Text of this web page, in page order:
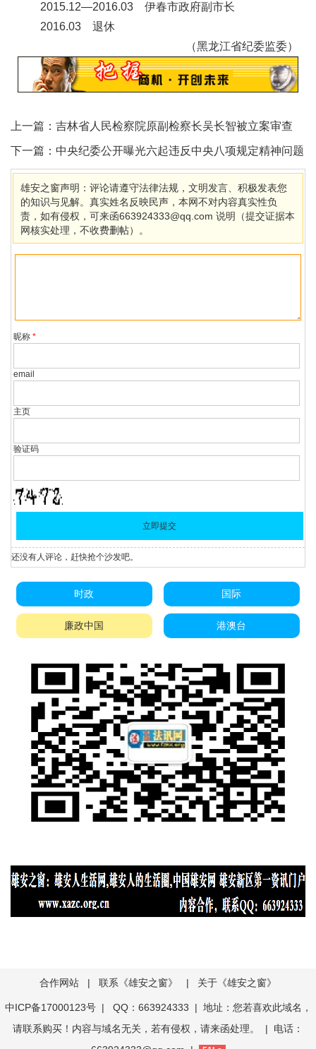
2015.12—2016.03 伊春市政府副市长
2016.03 退休
（黑龙江省纪委监委）
上一篇： 吉林省人民检察院原副检察长吴长智被立案审查
下一篇： 中央纪委公开曝光六起违反中央八项规定精神问题
雄安之窗声明：评论请遵守法律法规，文明发言、积极发表您
的知识与见解。真实姓名反映民声，本网不对内容真实性负
责，如有侵权，可来函663924333@qq.com 说明（提交证据本
网核实处理，不收费删帖）。
昵称*
email
主页
验证码
还没有人评论，赶快抢个沙发吧。
时政 国际
廉政中国 港澳台
合作网站 | 联系《雄安之窗》 | 关于《雄安之窗》
中ICP备17000123号| QQ：663924333 | 地址：您若喜欢此域名，
请联系购买！内容与域名无关，若有侵权，请来函处理。 | 电话：